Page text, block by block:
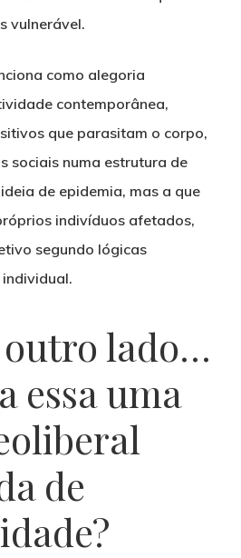
vulnerável.
como alegoria
contemporânea,
que parasitam o corpo,
sociais numa estrutura de
de epidemia, mas a que
indivíduos afetados,
segundo lógicas
lado…
essa uma
de